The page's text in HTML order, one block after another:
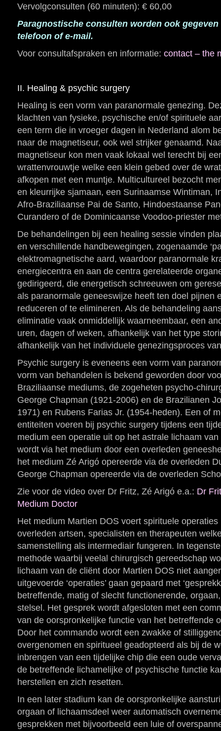
Vervolgconsulten (60 minuten): € 60,00
Paragnostische consulten worden ook gegeven
telefoon of e-mail.
Voor consultafspraken en informatie: contact – the
II. Healing & psychic surgery
Healing is een vorm van paranormale genezing.
klachten van fysieke, psychische en/of spirituele
een term die in vroeger dagen in Nederland alom
naar de magnetiseur, ook wel strijker genaamd.
magnetiseur kon men vaak lokaal wel terecht bij
wrattenvrouwtje welke een klein gebed over de
afkopen met een muntje. Multicultureel bezocht
en kleurrijke sjamaan, een Surinaamse Wintiman,
Afro-Braziliaanse Pai de Santo, Hindoestaanse
Curandero of de Dominicaanse Voodoo-priester
De behandelingen bij een healing sessie vinden
en verschillende handbewegingen, zogenaamde
elektromagnetische aard, waardoor paranormale
energiecentra en aan de centra gerelateerde
gedirigeerd, die energetisch schreeuwen om
als paranormale geneeswijze heeft ten doel pijnen
reduceren of te elimineren. Als de behandeling
eliminatie vaak onmiddellijk waarneembaar, een
uren, dagen of weken, afhankelijk van het type
afhankelijk van het individuele genezingsproces
Psychic surgery is eveneens een vorm van
vorm van behandelen is bekend geworden door
Braziliaanse mediums, de zogeheten psycho-
George Chapman (1921-2006) en de Brazilianen
1971) en Rubens Farias Jr. (1954-heden). Een of
entiteiten voeren bij psychic surgery tijdens een
medium een operatie uit op het astrale lichaam
wordt via het medium door een overleden
het medium Zé Arigó opereerde via de overleden
George Chapman opereerde via de overleden
Zie voor de video over Dr Fritz, Zé Arigó e.a.: Dr
Medium Doctor
Het medium Martien DOS voert spirituele
overleden artsen, specialisten en therapeuten
samenstelling als intermediair fungeren. In
methode waarbij veelal chirurgisch gereedschap
lichaam van de cliënt door Martien DOS niet
uitgevoerde ‘operaties’ gaan gepaard met
betreffende, matig of slecht functionerende,
stelsel. Het gesprek wordt afgesloten met een
van de oorspronkelijke functie van het betreffende
Door het commando wordt een zwakke of
overgenomen en spiritueel geadopteerd als bij de
inbrengen van een tijdelijke chip die een oude
de betreffende lichamelijke of psychische functie
herstellen en zich resetten.
In een later stadium kan de oorspronkelijke
orgaan of lichaamsdeel weer automatisch
gesprekken met bijvoorbeeld een luie of